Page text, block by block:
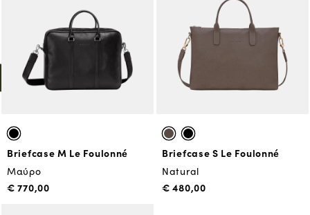
Briefcase M Le Foulonné
Μαύρο
€ 770,00
Briefcase S Le Foulonné
Natural
€ 480,00